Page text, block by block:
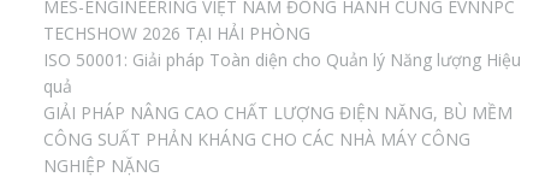
MES-ENGINEERING VIỆT NAM ĐỒNG HÀNH CÙNG EVNNPC
TECHSHOW 2026 TẠI HẢI PHÒNG
ISO 50001: Giải pháp Toàn diện cho Quản lý Năng lượng Hiệu
quả
GIẢI PHÁP NÂNG CAO CHẤT LƯỢNG ĐIỆN NĂNG, BÙ MỀM
CÔNG SUẤT PHẢN KHÁNG CHO CÁC NHÀ MÁY CÔNG
NGHIỆP NẶNG